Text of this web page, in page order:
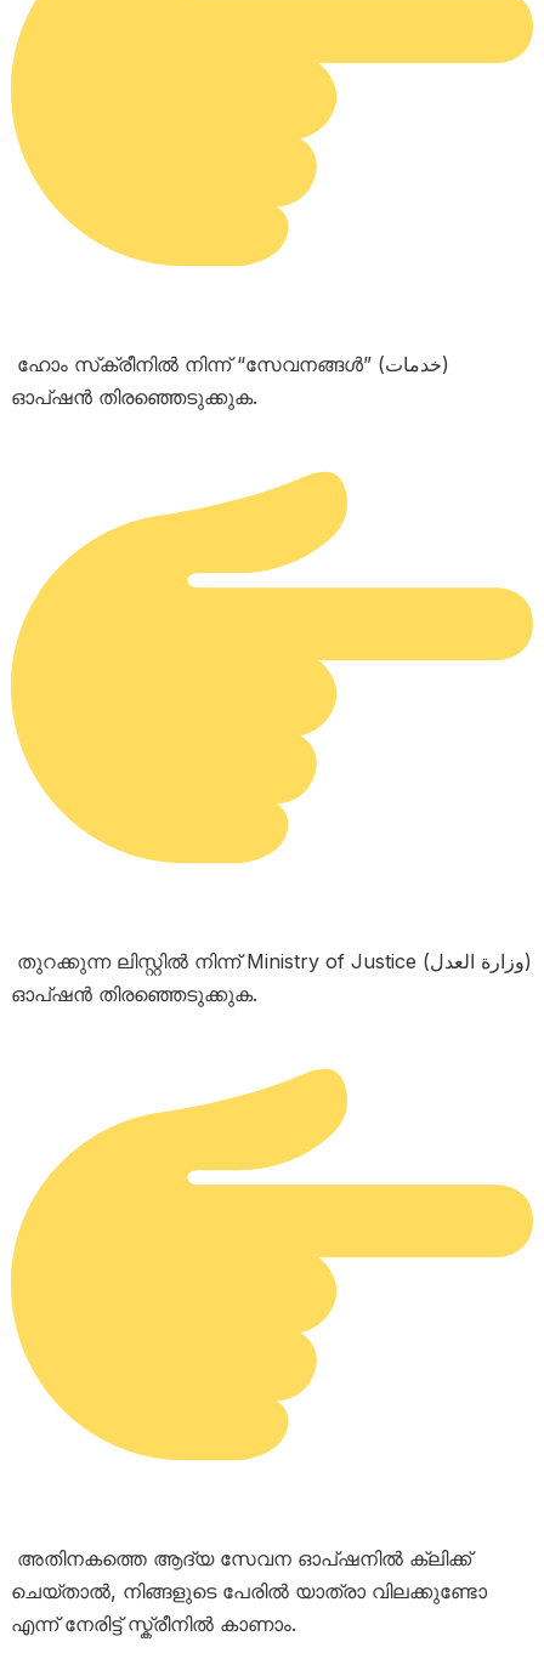
ഹോം സ്‌ക്രീനിൽ നിന്ന് “സേവനങ്ങൾ” (خدمات)
ഓപ്ഷൻ തിരഞ്ഞെടുക്കുക.
തുറക്കുന്ന ലിസ്റ്റിൽ നിന്ന് Ministry of Justice (وزارة العدل)
ഓപ്ഷൻ തിരഞ്ഞെടുക്കുക.
അതിനകത്തെ ആദ്യ സേവന ഓപ്ഷനിൽ ക്ലിക്ക്
ചെയ്താൽ, നിങ്ങളുടെ പേരിൽ യാത്രാ വിലക്കുണ്ടോ
എന്ന് നേരിട്ട് സ്ക്രീനിൽ കാണാം.